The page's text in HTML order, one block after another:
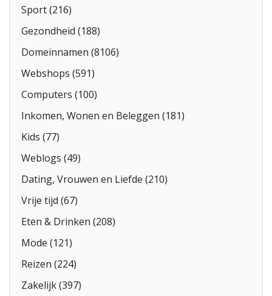
Sport (216)
Gezondheid (188)
Domeinnamen (8106)
Webshops (591)
Computers (100)
Inkomen, Wonen en Beleggen (181)
Kids (77)
Weblogs (49)
Dating, Vrouwen en Liefde (210)
Vrije tijd (67)
Eten & Drinken (208)
Mode (121)
Reizen (224)
Zakelijk (397)